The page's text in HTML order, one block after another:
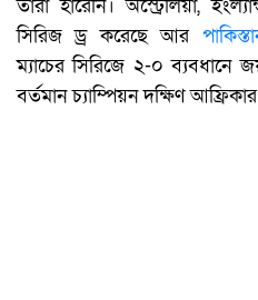
তারা হারেনি। অস্ট্রেলিয়া,
সিরিজ ড্র করেছে আর
ম্যাচের সিরিজে ২-০ ব্যবধানে
বর্তমান চ্যাম্পিয়ন দক্ষিণ